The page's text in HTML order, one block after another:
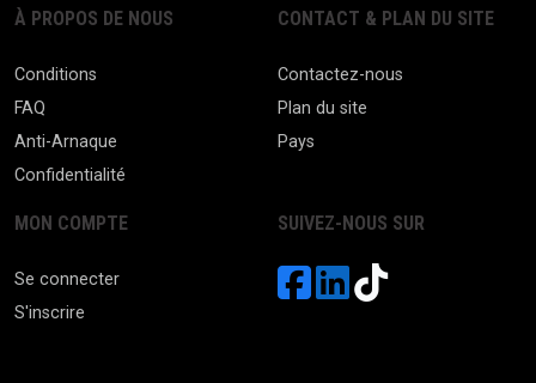
À PROPOS DE NOUS
Conditions
FAQ
Anti-Arnaque
Confidentialité
CONTACT & PLAN DU SITE
Contactez-nous
Plan du site
Pays
MON COMPTE
Se connecter
S'inscrire
SUIVEZ-NOUS SUR